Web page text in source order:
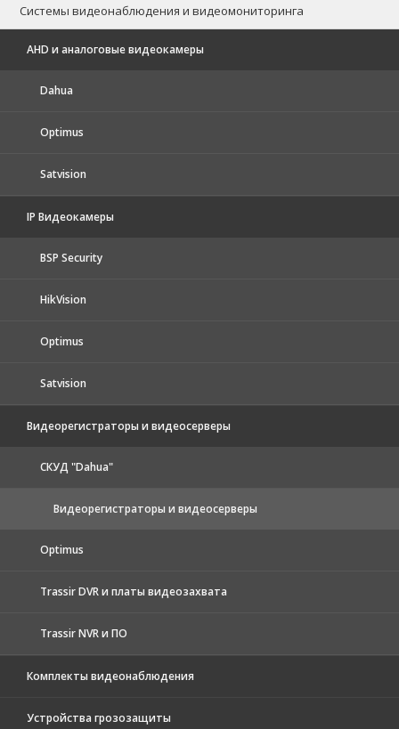
Системы видеонаблюдения и видеомониторинга
AHD и аналоговые видеокамеры
Dahua
Optimus
Satvision
IP Видеокамеры
BSP Security
HikVision
Optimus
Satvision
Видеорегистраторы и видеосерверы
CКУД "Dahua"
Видеорегистраторы и видеосерверы
Optimus
Trassir DVR и платы видеозахвата
Trassir NVR и ПО
Комплекты видеонаблюдения
Устройства грозозащиты